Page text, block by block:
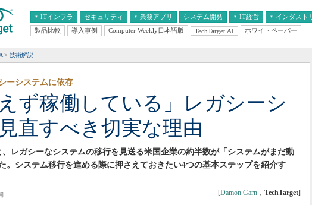
ITインフラ セキュリティ 業務アプリ
エンタープライズAI
ERP
CX
情報系システム
システム開発 IT経営
経営とIT
インダスト
医療IT
製品比較 導入事例 Computer Weekly日本語版 TechTarget.AI ホワイトペーパー
技術解説
ず稼働している」レガシーシ
直すべき切実な理由
ーシステムに依存
、レガシーなシステムの移行を見送る米国企業の約半数が「システムがまだ動
。システム移行を進める際に押さえておきたい4つの基本ステップを紹介す
[Damon Garn ， TechTarget]